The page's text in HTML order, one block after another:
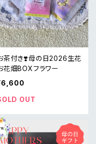
茶付き❣️母の日2026生花
花畑BOXフラワー
OUT